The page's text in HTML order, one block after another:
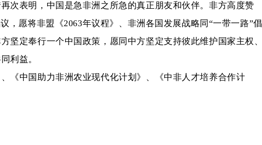
次表明，中国是急非洲之所急的真正朋友和伙伴。非方高度赞
，愿将非盟《2063年议程》、非洲各国发展战略同“一带一路”倡
坚定奉行一个中国政策，愿同中方坚定支持彼此维护国家主权
利益。
中国助力非洲农业现代化计划》、《中非人才培养合作计